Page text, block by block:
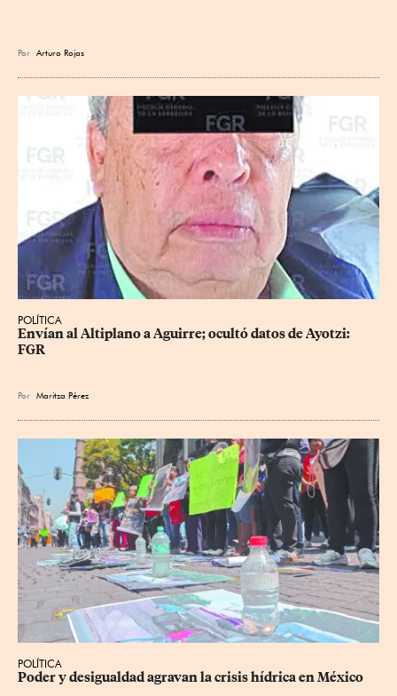
Por Arturo Rojas
POLÍTICA
Envían al Altiplano a Aguirre; ocultó datos de Ayotzi:
FGR
Por Maritza Pérez
POLÍTICA
Poder y desigualdad agravan la crisis hídrica en México